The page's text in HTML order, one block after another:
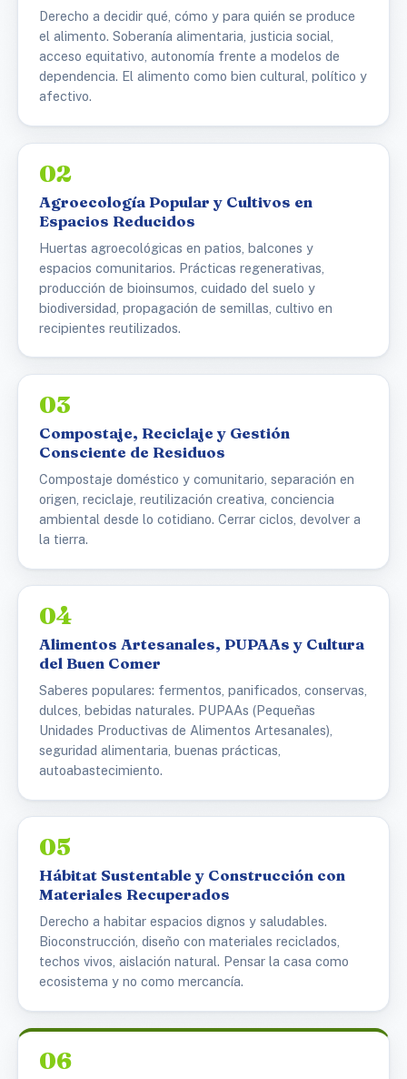
Derecho a decidir qué, cómo y para quién se produce
el alimento. Soberanía alimentaria, justicia social,
acceso equitativo, autonomía frente a modelos de
dependencia. El alimento como bien cultural, político y
afectivo.
02
Agroecología Popular y Cultivos en
Espacios Reducidos
Huertas agroecológicas en patios, balcones y
espacios comunitarios. Prácticas regenerativas,
producción de bioinsumos, cuidado del suelo y
biodiversidad, propagación de semillas, cultivo en
recipientes reutilizados.
03
Compostaje, Reciclaje y Gestión
Consciente de Residuos
Compostaje doméstico y comunitario, separación en
origen, reciclaje, reutilización creativa, conciencia
ambiental desde lo cotidiano. Cerrar ciclos, devolver a
la tierra.
04
Alimentos Artesanales, PUPAAs y Cultura
del Buen Comer
Saberes populares: fermentos, panificados, conservas,
dulces, bebidas naturales. PUPAAs (Pequeñas
Unidades Productivas de Alimentos Artesanales),
seguridad alimentaria, buenas prácticas,
autoabastecimiento.
05
Hábitat Sustentable y Construcción con
Materiales Recuperados
Derecho a habitar espacios dignos y saludables.
Bioconstrucción, diseño con materiales reciclados,
techos vivos, aislación natural. Pensar la casa como
ecosistema y no como mercancía.
06